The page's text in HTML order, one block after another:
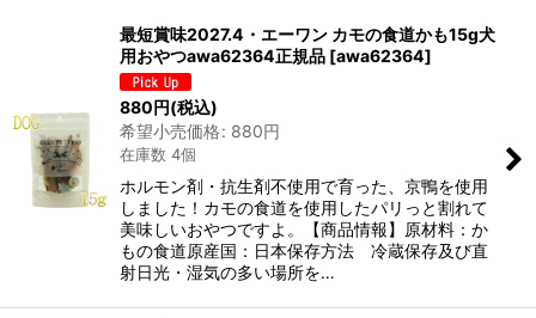
並び順:
絞り込む
最短賞味2027.4・エーワン カモの食道かも15g犬
用おやつawa62364正規品 [awa62364]
880 円(税込)
希望小売価格: 880円
在庫数 4個
ホルモン剤・抗生剤不使用で育った、京鴨を使用
しました！カモの食道を使用したパリっと割れて
美味しいおやつですよ。【商品情報】原材料：か
もの食道原産国：日本保存方法 冷蔵保存及び直
射日光・湿気の多い場所を…